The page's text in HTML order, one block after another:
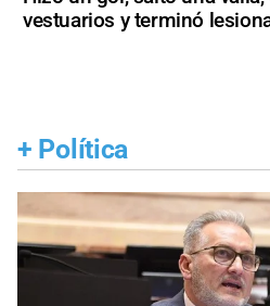
vestuarios y terminó
+ Política